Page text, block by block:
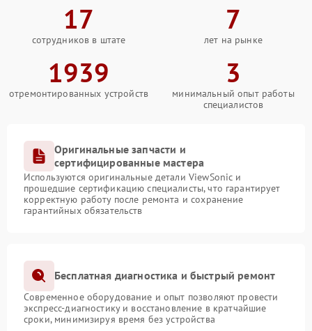
17
сотрудников в штате
7
лет на рынке
1939
отремонтированных устройств
3
минимальный опыт работы
специалистов
Оригинальные запчасти и
сертифицированные мастера
Используются оригинальные детали ViewSonic и
прошедшие сертификацию специалисты, что гарантирует
корректную работу после ремонта и сохранение
гарантийных обязательств
Бесплатная диагностика и быстрый ремонт
Современное оборудование и опыт позволяют провести
экспресс-диагностику и восстановление в кратчайшие
сроки, минимизируя время без устройства